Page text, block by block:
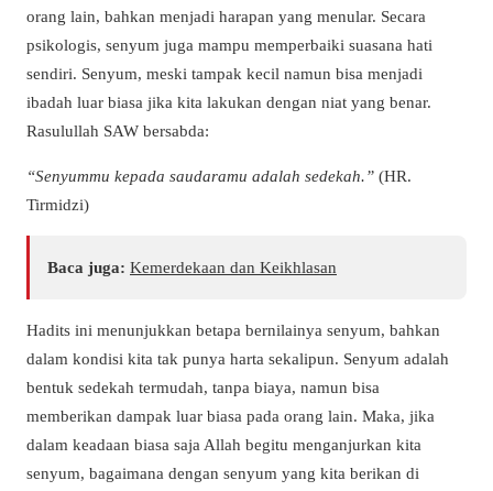
orang lain, bahkan menjadi harapan yang menular. Secara
psikologis, senyum juga mampu memperbaiki suasana hati
sendiri. Senyum, meski tampak kecil namun bisa menjadi
ibadah luar biasa jika kita lakukan dengan niat yang benar.
Rasulullah SAW bersabda:
“Senyummu kepada saudaramu adalah sedekah.” (HR.
Tirmidzi)
Baca juga: Kemerdekaan dan Keikhlasan
Hadits ini menunjukkan betapa bernilainya senyum, bahkan
dalam kondisi kita tak punya harta sekalipun. Senyum adalah
bentuk sedekah termudah, tanpa biaya, namun bisa
memberikan dampak luar biasa pada orang lain. Maka, jika
dalam keadaan biasa saja Allah begitu menganjurkan kita
senyum, bagaimana dengan senyum yang kita berikan di